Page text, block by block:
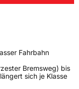
Fahrbahn
Bremsweg) bis
sich je Klasse